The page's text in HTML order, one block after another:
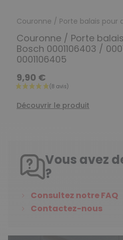
Couronne / Porte balais pour
Couronne / Porte
Bosch 0001106403 /
0001106405
9,90 €
Découvrir le produit
Vous avez
?
Consultez notre FAQ
Contactez-nous